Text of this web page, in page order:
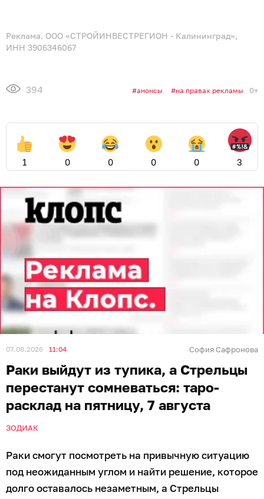
Реклама. ООО «СТРОЙИНВЕСТРЕГИОН - Калининград»,
ИНН 3906346067
394 анонсы на правах рекламы 0+
1 0 0 0 0 3
07.08.2026 11:04 София Сафронова
Раки выйдут из тупика, а Стрельцы
перестанут сомневаться: таро-
расклад на пятницу, 7 августа
ЗОДИАК
Раки смогут посмотреть на привычную ситуацию
под неожиданным углом и найти решение, которое
долго оставалось незаметным, а Стрельцы